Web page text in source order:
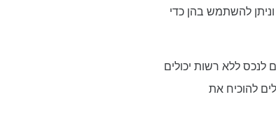
להשתמש בהן כדי
לנכס ללא רשות יכולים
להוכיח את